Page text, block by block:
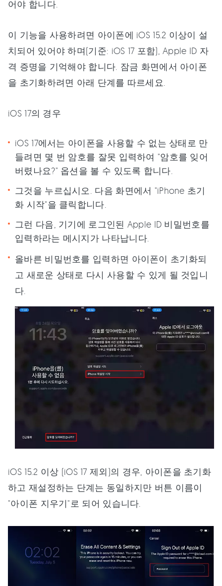
어야 합니다.
이 기능을 사용하려면 아이폰에 iOS 15.2 이상이 설
치되어 있어야 하며(기준: iOS 17 포함), Apple ID 자
격 증명을 기억해야 합니다. 잠금 화면에서 아이폰
을 초기화하려면 아래 단계를 따르세요.
iOS 17의 경우
iOS 17에서는 아이폰을 사용할 수 없는 상태로 만
들려면 몇 번 암호를 잘못 입력하여 "암호를 잊어
버렸나요?" 옵션을 볼 수 있도록 합니다.
그것을 누르십시오. 다음 화면에서 "iPhone 초기
화 시작"을 클릭합니다.
그런 다음, 기기에 로그인된 Apple ID 비밀번호를
입력하라는 메시지가 나타납니다.
올바른 비밀번호를 입력하면 아이폰이 초기화되
고 새로운 상태로 다시 사용할 수 있게 될 것입니
다.
iOS 15.2 이상 (iOS 17 제외)의 경우, 아이폰을 초기화
하고 재설정하는 단계는 동일하지만 버튼 이름이
"아이폰 지우기"로 되어 있습니다.